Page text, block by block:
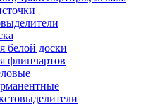
белой доски
флипчартов